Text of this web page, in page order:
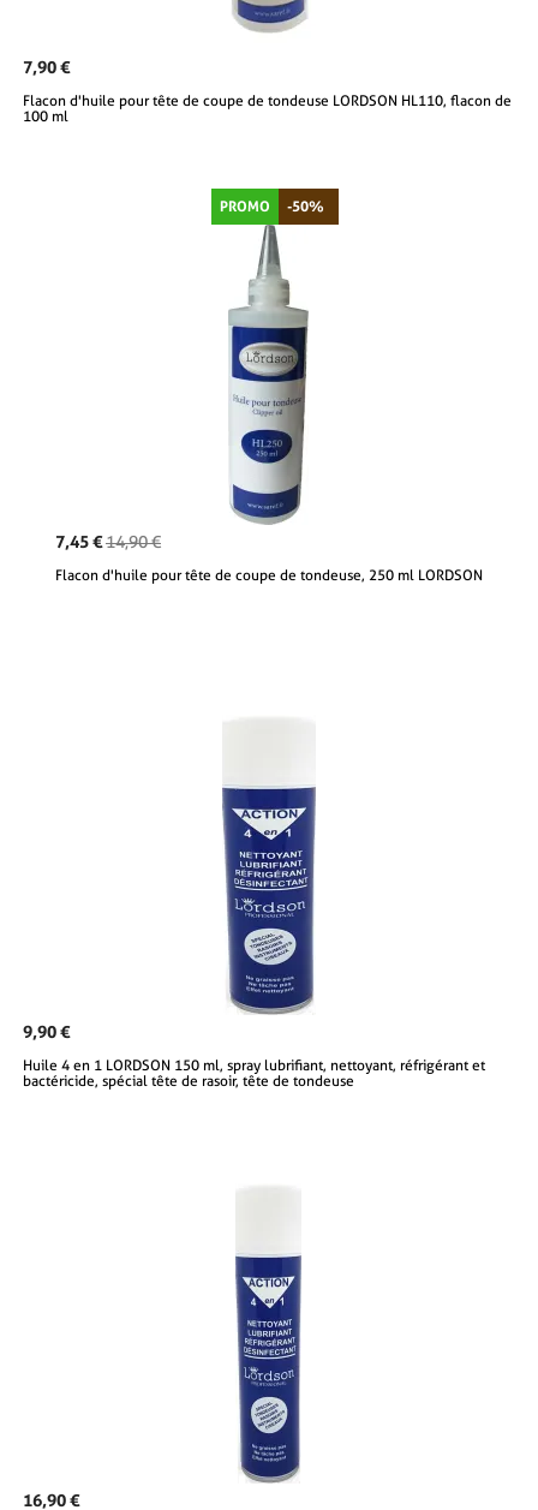
7,90 €
Flacon d'huile pour tête de coupe de tondeuse LORDSON HL110, flacon de
100 ml
PROMO -50%
7,45 €14,90 €
Flacon d'huile pour tête de coupe de tondeuse, 250 ml LORDSON
9,90 €
Huile 4 en 1 LORDSON 150 ml, spray lubrifiant, nettoyant, réfrigérant et
bactéricide, spécial tête de rasoir, tête de tondeuse
16,90 €